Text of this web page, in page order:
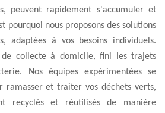
peuvent rapidement s'accumuler et
pourquoi nous proposons des solutions
adaptées à vos besoins individuels.
collecte à domicile, fini les trajets
Nos équipes expérimentées se
ramasser et traiter vos déchets verts,
recyclés et réutilisés de manière